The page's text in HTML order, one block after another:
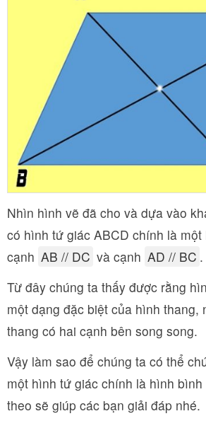
Nhìn hình vẽ đã cho và dựa vào
có hình tứ giác ABCD chính là
cạnh AB // DC và cạnh AD // BC .
Từ đây chúng ta thấy được rằng
một dạng đặc biệt của hình thang,
thang có hai cạnh bên song song.
Vậy làm sao để chúng ta có thể
một hình tứ giác chính là hình
theo sẽ giúp các bạn giải đáp nhé.